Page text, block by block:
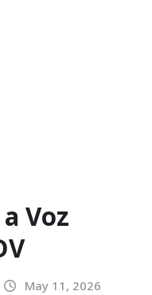
Voz
May 11, 2026